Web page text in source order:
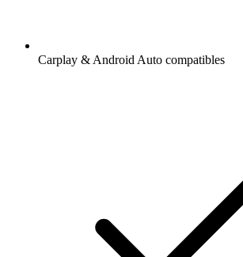
Carplay & Android Auto compatibles